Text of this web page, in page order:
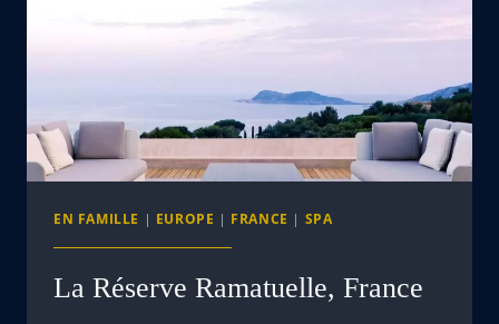
EN FAMILLE | EUROPE | FRANCE | SPA
La Réserve Ramatuelle, France